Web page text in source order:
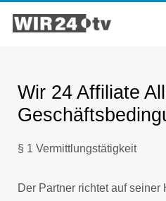
Inhalt
Wir 24 Affiliate
§ 1 Vermittlungstätigkeit
Der Partner richtet auf seiner